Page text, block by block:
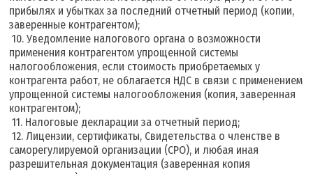
прибылях и убытках за последний отчетный период (копии,
заверенные контрагентом);
10. Уведомление налогового органа о возможности
применения контрагентом упрощенной системы
налогообложения, если стоимость приобретаемых у
контрагента работ, не облагается НДС в связи с применением
упрощенной системы налогообложения (копия, заверенная
контрагентом);
11. Налоговые декларации за отчетный период;
12. Лицензии, сертификаты, Свидетельства о членстве в
саморегулируемой организации (СРО), и любая иная
разрешительная документация (заверенная копия